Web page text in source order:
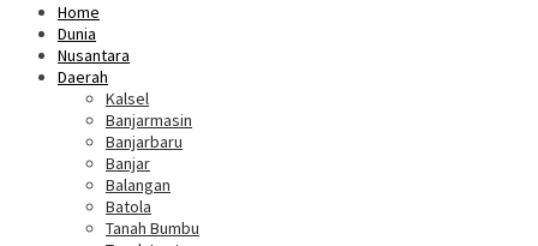
Home
Dunia
Nusantara
Daerah
Kalsel
Banjarmasin
Banjarbaru
Banjar
Balangan
Batola
Tanah Bumbu